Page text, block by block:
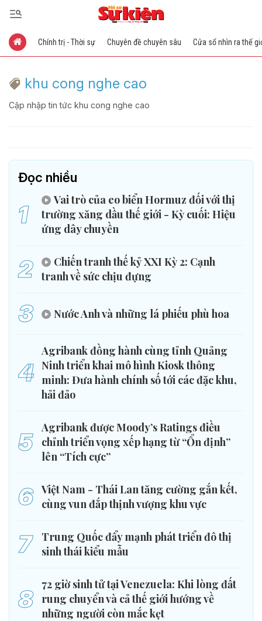
Chính trị - Thời sự Chuyên đề chuyên sâu Cửa sổ nhìn ra thế
khu cong nghe cao
Cập nhập tin tức khu cong nghe cao
Đọc nhiều
1
Vai trò của eo biển Hormuz đối với thị
trường xăng dầu thế giới - Kỳ cuối: Hiệu
ứng dây chuyền
2
Chiến tranh thế kỷ XXI Kỳ 2: Cạnh
tranh về sức chịu đựng
3 Nước Anh và những lá phiếu phù hoa
4
Agribank đồng hành cùng tỉnh Quảng
Ninh triển khai mô hình Kiosk thông
minh: Đưa hành chính số tới các đặc khu,
hải đảo
5
Agribank được Moody’s Ratings điều
chỉnh triển vọng xếp hạng từ “Ổn định”
lên “Tích cực”
6 Việt Nam - Thái Lan tăng cường gắn kết,
cùng vun đắp thịnh vượng khu vực
7
Trung Quốc đẩy mạnh phát triển đô thị
sinh thái kiểu mẫu
8
72 giờ sinh tử tại Venezuela: Khi lòng đất
rung chuyển và cả thế giới hướng về
những người còn mắc kẹt